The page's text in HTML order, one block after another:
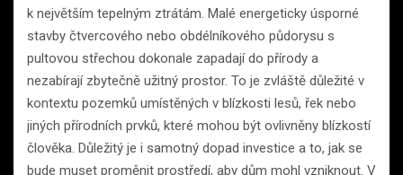
k největším tepelným ztrátám. Malé energeticky úsporné
stavby čtvercového nebo obdélníkového půdorysu s
pultovou střechou dokonale zapadají do přírody a
nezabírají zbytečně užitný prostor. To je zvláště důležité v
kontextu pozemků umístěných v blízkosti lesů, řek nebo
jiných přírodních prvků, které mohou být ovlivněny blízkostí
člověka. Důležitý je i samotný dopad investice a to, jak se
bude muset proměnit prostředí, aby dům mohl vzniknout. V